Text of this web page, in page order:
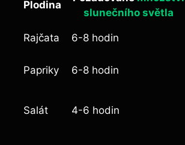
Plodina
slunečního světla
Rajčata 6-8 hodin
Papriky 6-8 hodin
Salát 4-6 hodin